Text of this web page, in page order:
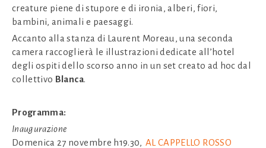
creature piene di stupore e di ironia, alberi, fiori,
bambini, animali e paesaggi.
Accanto alla stanza di Laurent Moreau, una seconda
camera raccoglierà le illustrazioni dedicate all’hotel
degli ospiti dello scorso anno in un set creato ad hoc dal
collettivo Blanca.
Programma:
Inaugurazione
Domenica 27 novembre h19.30, AL CAPPELLO ROSSO